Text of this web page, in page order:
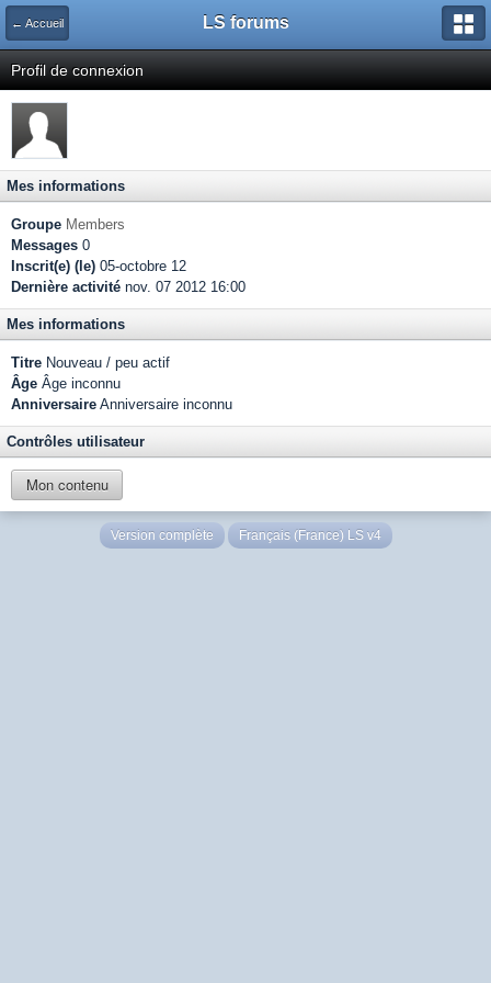
← Accueil LS forums
Profil de connexion
Mes informations
Groupe Members
Messages 0
Inscrit(e) (le) 05-octobre 12
Dernière activité nov. 07 2012 16:00
Mes informations
Titre Nouveau / peu actif
Âge Âge inconnu
Anniversaire Anniversaire inconnu
Contrôles utilisateur
Mon contenu
Version complète Français (France) LS v4